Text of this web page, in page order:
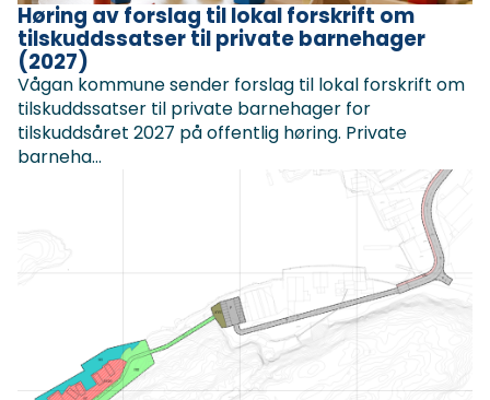
Høring av forslag til lokal forskrift om
tilskuddssatser til private barnehager
(2027)
Vågan kommune sender forslag til lokal forskrift om
tilskuddssatser til private barnehager for
tilskuddsåret 2027 på offentlig høring. Private
barneha...